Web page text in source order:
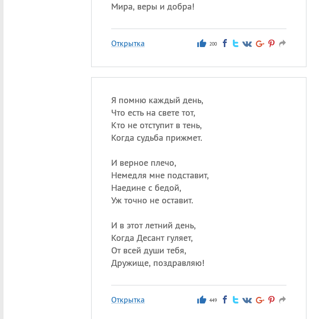
Мира, веры и добра!
Открытка 200
Я помню каждый день,
Что есть на свете тот,
Кто не отступит в тень,
Когда судьба прижмет.
И верное плечо,
Немедля мне подставит,
Наедине с бедой,
Уж точно не оставит.
И в этот летний день,
Когда Десант гуляет,
От всей души тебя,
Дружище, поздравляю!
Открытка 449